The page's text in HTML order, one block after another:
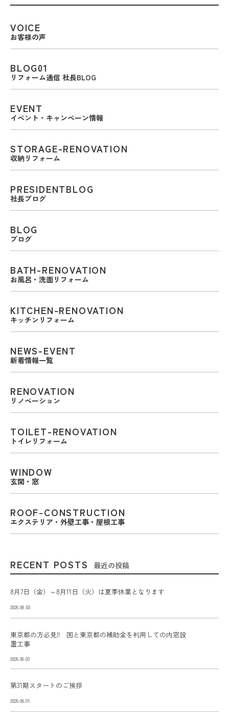
VOICE
お客様の声
BLOG01
リフォーム通信 社長BLOG
EVENT
イベント・キャンペーン情報
STORAGE-RENOVATION
収納リフォーム
PRESIDENTBLOG
社長ブログ
BLOG
ブログ
BATH-RENOVATION
お風呂・洗面リフォーム
KITCHEN-RENOVATION
キッチンリフォーム
NEWS-EVENT
新着情報一覧
RENOVATION
リノベーション
TOILET-RENOVATION
トイレリフォーム
WINDOW
玄関・窓
ROOF-CONSTRUCTION
エクステリア・外壁工事・屋根工事
RECENT POSTS 最近の投稿
8月7日（金）～8月11日（火）は夏季休業となります
2026.08.03
東京都の方必見!! 国と東京都の補助金を利用しての内窓設
置工事
2026.06.03
第31期スタートのご挨拶
2026.06.01